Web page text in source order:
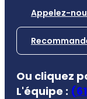
Appelez-
Ou cliquez
L'équipe :